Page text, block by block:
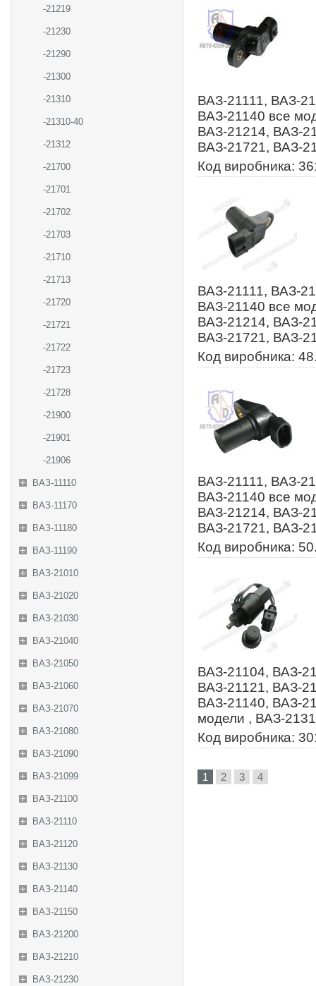
-21219
-21230
-21290
-21300
-21310
-21310-40
-21312
-21700
-21701
-21702
-21703
-21710
-21713
-21720
-21721
-21722
-21723
-21728
-21900
-21901
-21906
ВАЗ-11110
ВАЗ-11170
ВАЗ-11180
ВАЗ-11190
ВАЗ-21010
ВАЗ-21020
ВАЗ-21030
ВАЗ-21040
ВАЗ-21050
ВАЗ-21060
ВАЗ-21070
ВАЗ-21080
ВАЗ-21090
ВАЗ-21099
ВАЗ-21100
ВАЗ-21110
ВАЗ-21120
ВАЗ-21130
ВАЗ-21140
ВАЗ-21150
ВАЗ-21200
ВАЗ-21210
ВАЗ-21230
ВАЗ-21111, ВАЗ-
ВАЗ-21140 все
ВАЗ-21214, ВАЗ-
ВАЗ-21721, ВАЗ-
Код виробника:
ВАЗ-21111, ВАЗ-
ВАЗ-21140 все
ВАЗ-21214, ВАЗ-
ВАЗ-21721, ВАЗ-
Код виробника:
ВАЗ-21111, ВАЗ-
ВАЗ-21140 все
ВАЗ-21214, ВАЗ-
ВАЗ-21721, ВАЗ-
Код виробника:
ВАЗ-21104, ВАЗ-
ВАЗ-21121, ВАЗ-
ВАЗ-21140, ВАЗ-
модели , ВАЗ-
Код виробника:
1 2 3 4